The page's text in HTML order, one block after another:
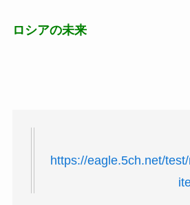
ロシアの未来
https://eagle.5ch.net/